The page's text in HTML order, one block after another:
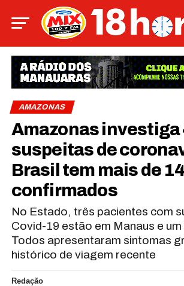
AMAZONAS
Amazonas investiga
suspeitas de
Brasil tem mais de
confirmados
No Estado, três pacientes com
Covid-19 estão em Manaus e
Todos apresentaram sintomas
histórico de viagem recente
Redação